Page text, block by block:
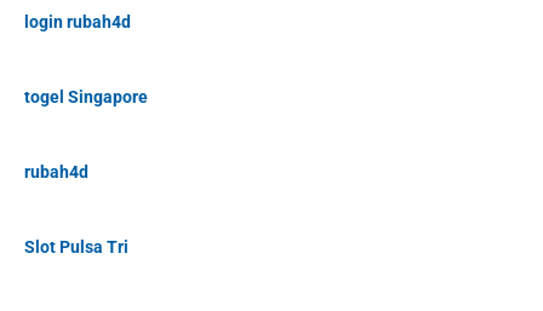
login rubah4d
togel Singapore
rubah4d
Slot Pulsa Tri